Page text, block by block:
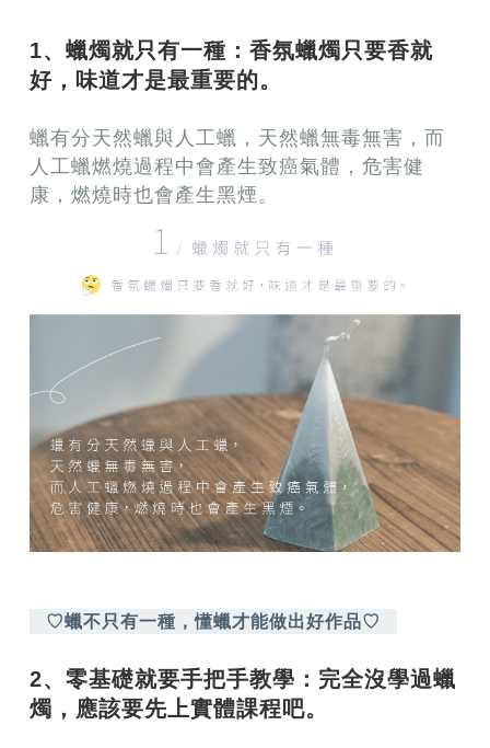
1、蠟燭就只有一種：香氛蠟燭只要香就
好，味道才是最重要的。
蠟有分天然蠟與人工蠟，天然蠟無毒無害，而
人工蠟燃燒過程中會產生致癌氣體，危害健
康，燃燒時也會產生黑煙。
♡蠟不只有一種，懂蠟才能做出好作品♡
2、零基礎就要手把手教學：完全沒學過蠟
燭，應該要先上實體課程吧。